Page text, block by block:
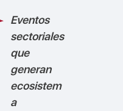
Eventos
sectoriales
que
generan
ecosistem
a